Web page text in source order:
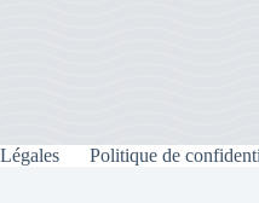
Politique de